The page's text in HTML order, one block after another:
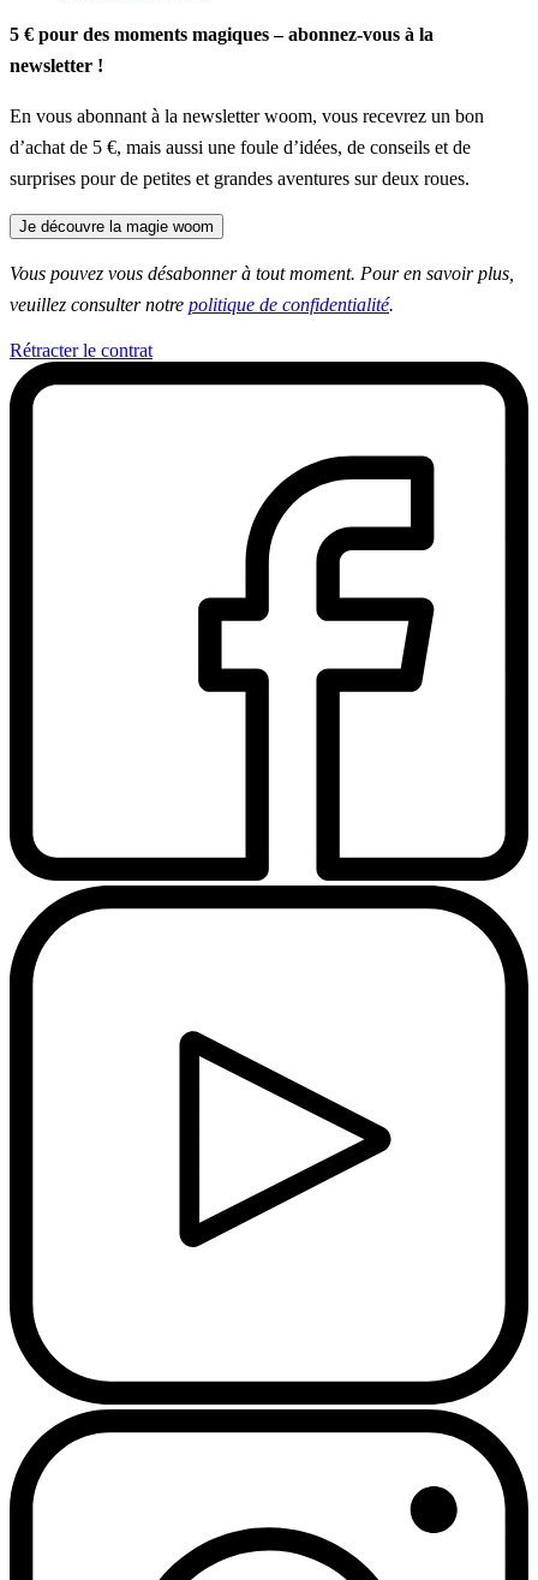
5 € pour des moments magiques – abonnez-vous à la
newsletter !
En vous abonnant à la newsletter woom, vous recevrez un bon
d’achat de 5 €, mais aussi une foule d’idées, de conseils et de
surprises pour de petites et grandes aventures sur deux roues.
Je découvre la magie woom
Vous pouvez vous désabonner à tout moment. Pour en savoir plus,
veuillez consulter notre politique de confidentialité.
Rétracter le contrat